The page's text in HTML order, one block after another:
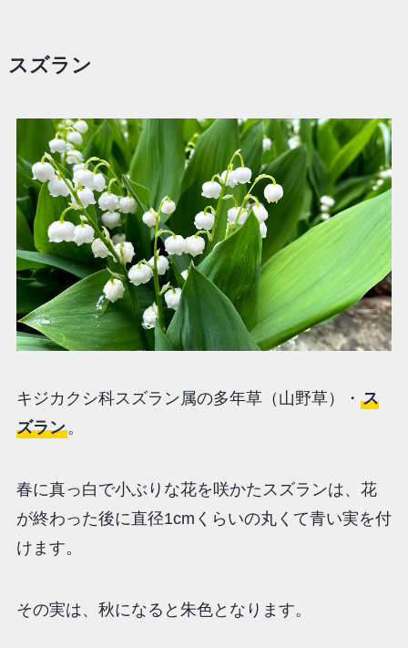
スズラン
キジカクシ科スズラン属の多年草（山野草）・ ス
ズラン。
春に真っ白で小ぶりな花を咲かたスズランは、花
が終わった後に直径1cmくらいの丸くて青い実を付
けます。
その実は、秋になると朱色となります。